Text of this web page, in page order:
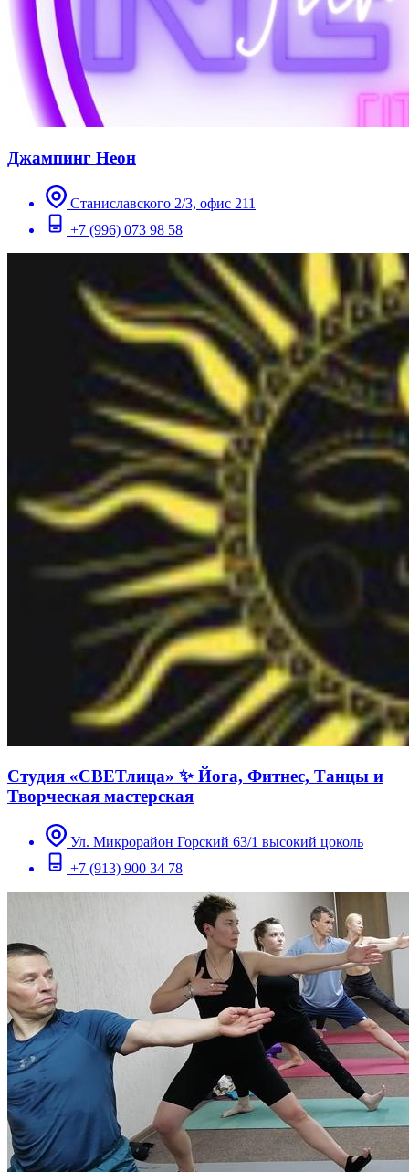
Джампинг Неон
Станиславского 2/3, офис 211
+7 (996) 073 98 58
Студия «СВЕТлица» ✨ Йога, Фитнес, Танцы и
Творческая мастерская
Ул. Микрорайон Горский 63/1 высокий цоколь
+7 (913) 900 34 78